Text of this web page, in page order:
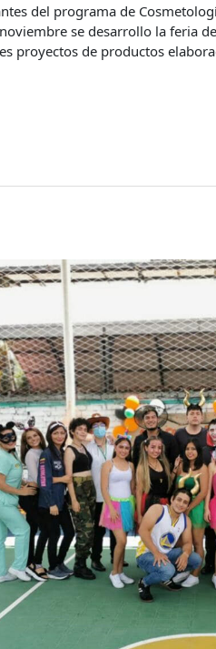
del programa de
se desarrollo la feria
proyectos de productos